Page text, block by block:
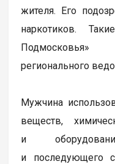
жителя. Его
наркотиков.
Подмосковья»
регионального
Мужчина
веществ,
и
и последующего